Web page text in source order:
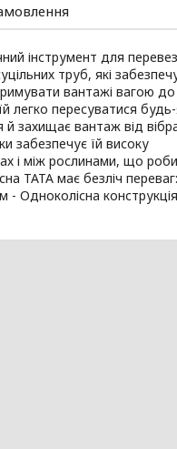
інструмент для
труб, які
вантажі вагою
легко пересуватися
вантаж від
забезпечує їй високу
і між рослинами, що
ТАТА має безліч
- Одноколісна конструкція